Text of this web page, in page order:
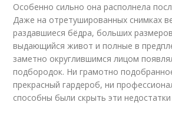
Особенно сильно она располнела
Даже на отретушированных снимках
раздавшиеся бёдра, больших
выдающийся живот и полные в
заметно округлившимся лицом
подбородок. Ни грамотно
прекрасный гардероб, ни
способны были скрыть эти